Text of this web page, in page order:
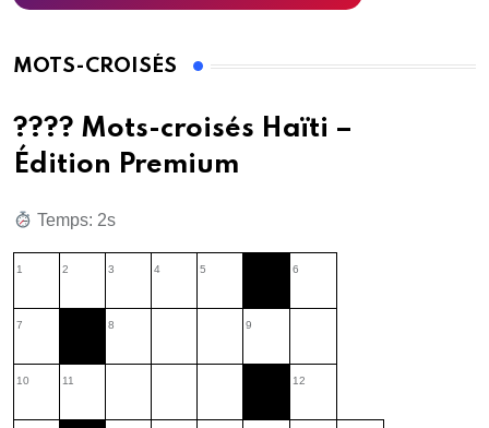
MOTS-CROISÉS
???? Mots-croisés Haïti –
Édition Premium
Temps: 3s
1 2 3 4 5 6
7 8 9
10 11 12